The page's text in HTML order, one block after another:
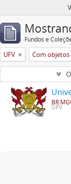
Fundos e
UFV Com
BR
UFV